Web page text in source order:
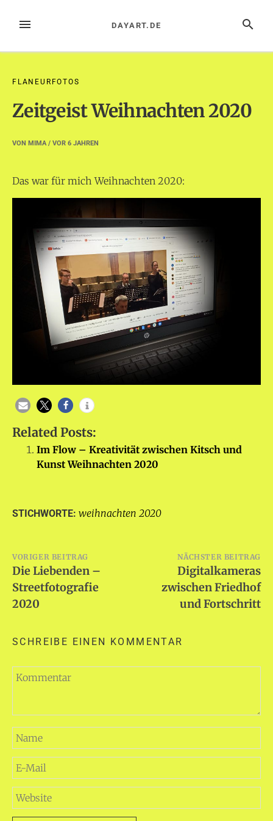
InhaltMENÜ SUCHE
DAYART.DE
FLANEURFOTOS
Zeitgeist Weihnachten 2020
VON MIMA/ VOR 6 JAHREN
Das war für mich Weihnachten 2020:
Related Posts:
Im Flow – Kreativität zwischen Kitsch und
Kunst Weihnachten 2020
STICHWORTE: weihnachten 2020
Beitragsnavigation
VORIGER BEITRAG
Die Liebenden –
Streetfotografie
2020
NÄCHSTER BEITRAG
Digitalkameras
zwischen Friedhof
und Fortschritt
SCHREIBE EINEN KOMMENTAR